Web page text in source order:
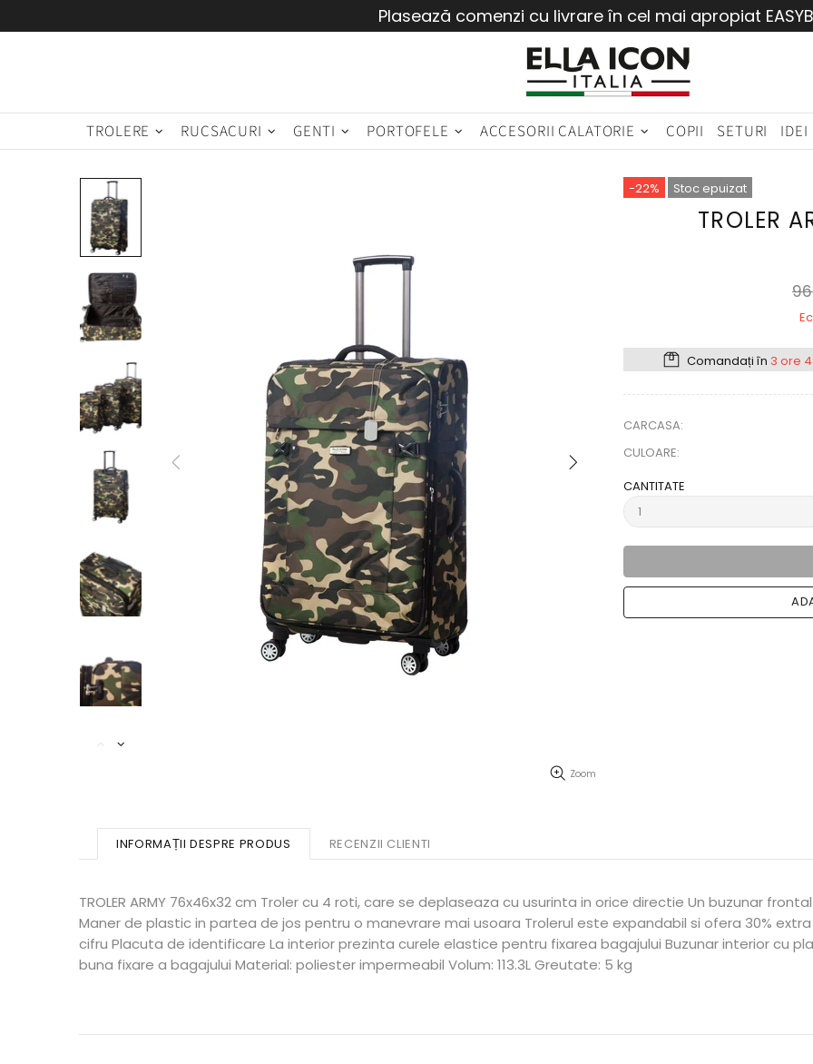
Plasează comenzi cu livrare în cel mai apropiat
TROLERE RUCSACURI GENTI PORTOFELE ACCESORII CALATORIE COPII SETURI IDEI
Zoom
-22% Stoc epuizat
TROLER
Comandați în 3 ore
CARCASA:
CULOARE:
CANTITATE
INFORMAȚII DESPRE PRODUS RECENZII CLIENTI
TROLER ARMY 76x46x32 cm Troler cu 4 roti, care se deplaseaza cu usurinta in orice directie Un buzunar
Maner de plastic in partea de jos pentru o manevrare mai usoara Trolerul este expandabil si ofera 30%
cifru Placuta de identificare La interior prezinta curele elastice pentru fixarea bagajului Buzunar interior cu
buna fixare a bagajului Material: poliester impermeabil Volum: 113.3L Greutate: 5 kg